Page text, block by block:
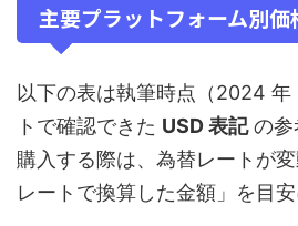
主要プラットフォーム別価
以下の表は執筆時点（2024 年
トで確認できた USD 表記の参
購入する際は、為替レートが
レートで換算した金額」を目安